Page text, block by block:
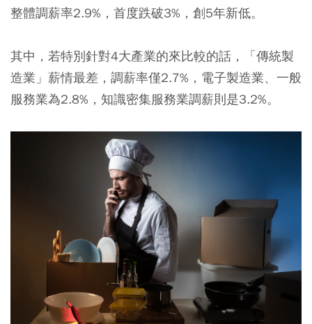
整體調薪率2.9%，首度跌破3%，創5年新低。
其中，若特別針對4大產業的來比較的話，
「傳統製
造業」薪情最差，調薪率僅2.7% ，電子製造業、一般
服務業為2.8%，知識密集服務業調薪則是3.2%。